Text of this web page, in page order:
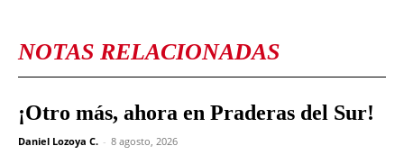
NOTAS RELACIONADAS
¡Otro más, ahora en Praderas del Sur!
Daniel Lozoya C. - 8 agosto, 2026